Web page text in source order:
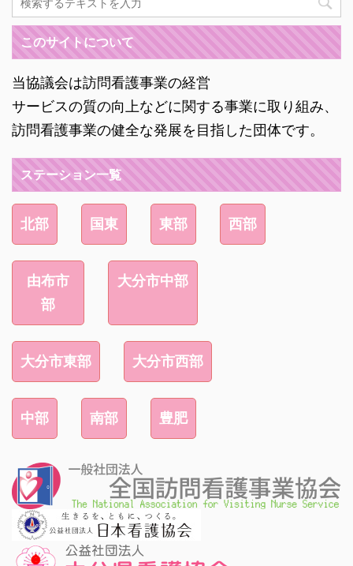
このサイトについて
当協議会は訪問看護事業の経営
サービスの質の向上などに関する事業に取り組み、
訪問看護事業の健全な発展を目指した団体です。
ステーション一覧
北部 国東 東部 西部
由布市
部
大分市中部
大分市東部 大分市西部
中部 南部 豊肥